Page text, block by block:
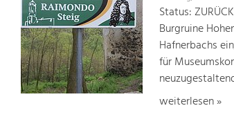
Status:
Burgruine
Hafnerbachs
für
weiterlesen »